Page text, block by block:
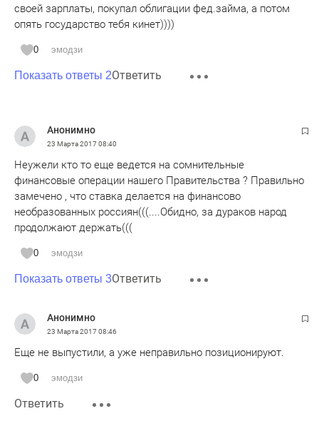
своей зарплаты, покупал облигации фед.займа, а потом
опять государство тебя кинет))))
0 эмодзи
Показать ответы 2Ответить
Анонимно
23 Марта 201708:40
Неужели кто то еще ведется на сомнительные
финансовые операции нашего Правительства ? Правильно
замечено , что ставка делается на финансово
необразованных россиян(((....Обидно, за дураков народ
продолжают держать(((
0 эмодзи
Показать ответы 3Ответить
Анонимно
23 Марта 201708:46
Еще не выпустили, а уже неправильно позиционируют.
0 эмодзи
Ответить